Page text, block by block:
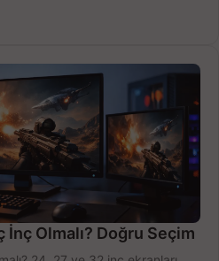
Olmalı? Doğru Seçim